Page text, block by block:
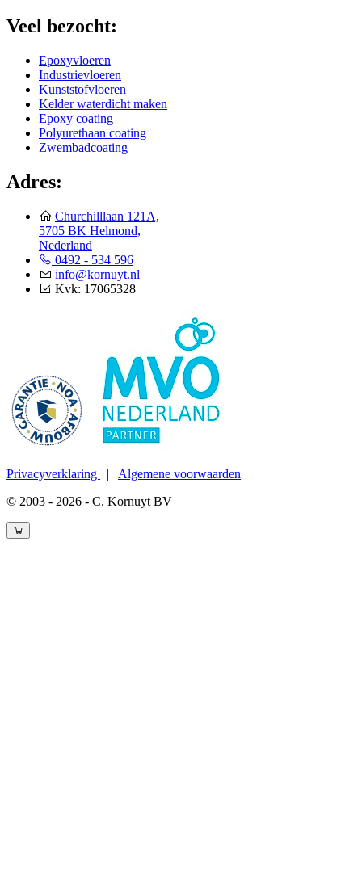
Veel bezocht:
Epoxyvloeren
Industrievloeren
Kunststofvloeren
Kelder waterdicht maken
Epoxy coating
Polyurethaan coating
Zwembadcoating
Adres:
Churchilllaan 121A,
5705 BK Helmond,
Nederland
0492 - 534 596
info@kornuyt.nl
Kvk: 17065328
Privacyverklaring | Algemene voorwaarden
© 2003 - 2026 - C. Kornuyt BV